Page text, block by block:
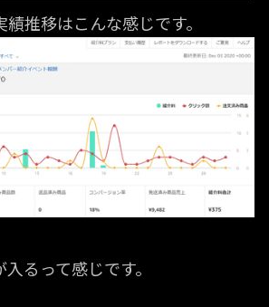
推移はこんな感じです。
るって感じです。